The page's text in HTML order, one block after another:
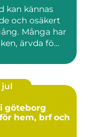
kan kännas
och osäkert
Många har
ärvda fö...
jul
göteborg
hem, brf och